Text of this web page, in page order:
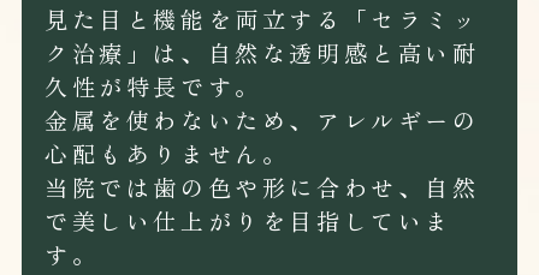
見た目と機能を両立する「セラミッ
ク治療」は、自然な透明感と高い耐
久性が特長です。
金属を使わないため、アレルギーの
心配もありません。
当院では歯の色や形に合わせ、自然
で美しい仕上がりを目指していま
す。